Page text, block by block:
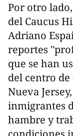
Por otro
del Caucus
Adriano
reportes
que se han
del centro
Nueva
inmigrantes
hambre y